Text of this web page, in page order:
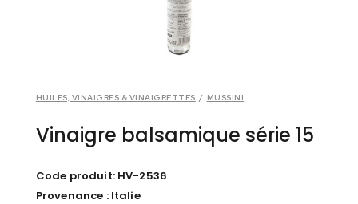
HUILES, VINAIGRES & VINAIGRETTES / MUSSINI
Vinaigre balsamique série 15
Code produit: HV-2536
Provenance : Italie